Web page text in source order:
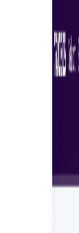
и эффективного
идеальный
кандидатов в
бесшовную
помощью нашего
Нанимайте
Почему стоит